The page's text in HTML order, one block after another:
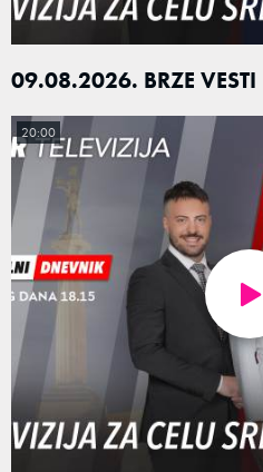
09.08.2026. BRZE VESTI
20:00